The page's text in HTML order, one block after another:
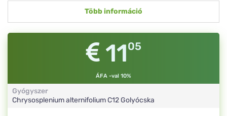
Több információ
1105
ÁFA -val 10%
Gyógyszer
Chrysosplenium alternifoliumC12Golyócska